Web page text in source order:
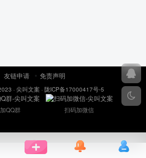
友链申请 免责声明
· 尖叫文案 · 陇ICP备17000417号-5
QQ群 扫码加微信